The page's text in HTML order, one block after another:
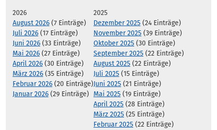
2026
August 2026 (7 Einträge)
Juli 2026 (17 Einträge)
Juni 2026 (33 Einträge)
Mai 2026 (27 Einträge)
April 2026 (30 Einträge)
März 2026 (35 Einträge)
Februar 2026 (20 Einträge)
Januar 2026 (29 Einträge)
2025
Dezember 2025 (24 Einträge)
November 2025 (39 Einträge)
Oktober 2025 (30 Einträge)
September 2025 (22 Einträge)
August 2025 (22 Einträge)
Juli 2025 (15 Einträge)
Juni 2025 (21 Einträge)
Mai 2025 (19 Einträge)
April 2025 (28 Einträge)
März 2025 (25 Einträge)
Februar 2025 (22 Einträge)